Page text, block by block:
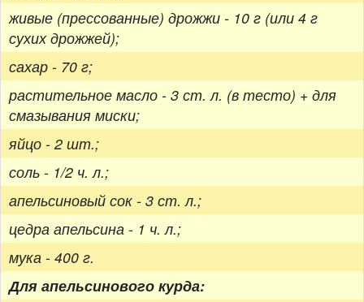
живые (прессованные) дрожжи - 10 г (или 4 г
сухих дрожжей);
сахар - 70 г;
растительное масло - 3 ст. л. (в тесто) + для
смазывания миски;
яйцо - 2 шт.;
соль - 1/2 ч. л.;
апельсиновый сок - 3 ст. л.;
цедра апельсина - 1 ч. л.;
мука - 400 г.
Для апельсинового курда: